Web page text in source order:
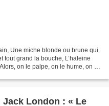
Une miche blonde ou brune qui
tout grand la bouche, L’haleine
on le palpe, on le hume, on le
Jack London : « Le